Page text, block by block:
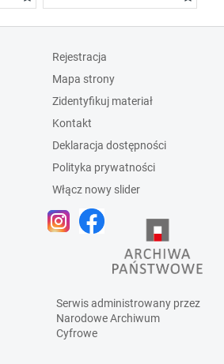
Rejestracja
Mapa strony
Zidentyfikuj materiał
Kontakt
Deklaracja dostępności
Polityka prywatności
Włącz nowy slider
Serwis administrowany przez
Narodowe Archiwum
Cyfrowe